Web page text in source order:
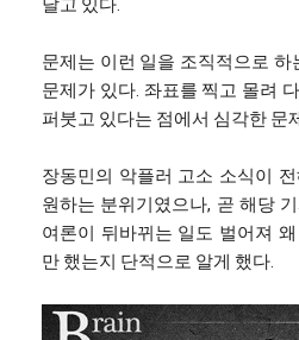
달고 있다.
문제는 이런 일을 조직적으로 하
문제가 있다. 좌표를 찍고 몰려
퍼붓고 있다는 점에서 심각한 문
장동민의 악플러 고소 소식이
원하는 분위기였으나, 곧 해당
여론이 뒤바뀌는 일도 벌어져
만 했는지 단적으로 알게 했다.